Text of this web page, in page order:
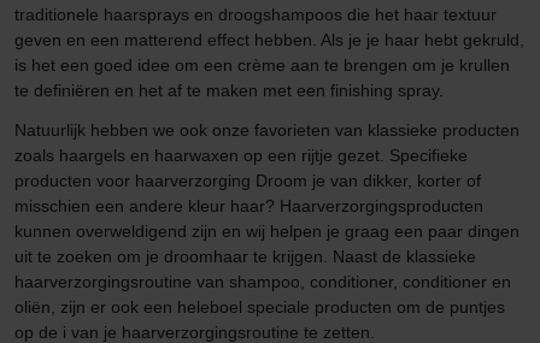
traditionele haarsprays en droogshampoos die het haar textuur
geven en een matterend effect hebben. Als je je haar hebt gekruld,
is het een goed idee om een crème aan te brengen om je krullen
te definiëren en het af te maken met een finishing spray.
Natuurlijk hebben we ook onze favorieten van klassieke producten
zoals haargels en haarwaxen op een rijtje gezet. Specifieke
producten voor haarverzorging Droom je van dikker, korter of
misschien een andere kleur haar? Haarverzorgingsproducten
kunnen overweldigend zijn en wij helpen je graag een paar dingen
uit te zoeken om je droomhaar te krijgen. Naast de klassieke
haarverzorgingsroutine van shampoo, conditioner, conditioner en
oliën, zijn er ook een heleboel speciale producten om de puntjes
op de i van je haarverzorgingsroutine te zetten.